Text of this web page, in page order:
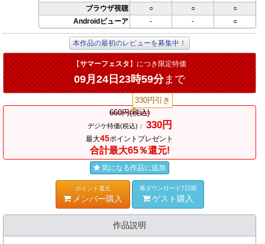
ブラウザ視聴
○ ○
○
Androidビューア
- - ○
本作品の最初のレビューを募集中！
【サマーフェスタ】につき限定特価
09月24日23時59分まで
660円(税込)
330円引き
デジケ特価(税込)： 330円
最大45ポイントプレゼント
合計最大65％還元!
気になる作品に追加
ポイント還元
メンバー購入
再ダウンロード7日間
ゲスト購入
作品説明